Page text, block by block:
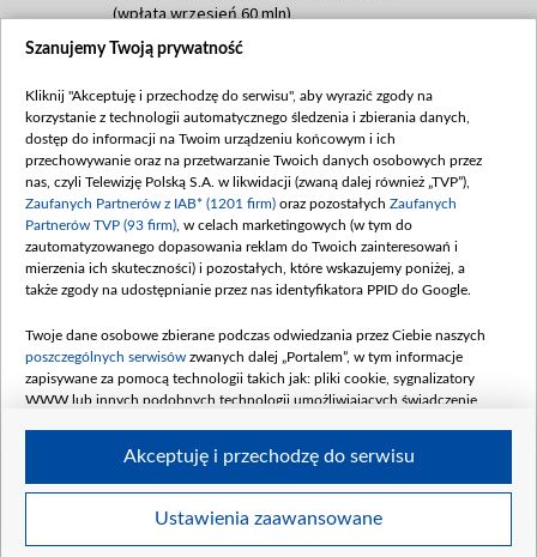
(wpłata wrzesień 60 mln)
Dofinansowanie 635 783 051,21 PLN
(wpłata wrzesień 100 mln, październik 350
mln, listopad 265 mln)
Dofinansowanie 48 862 000,00 PLN
Data podpisania umowy: GRUDZIEŃ 2025
(wpłata grudzień 60,548 mln)
Dofinansowanie 900 000 000,00 PLN
Data podpisania umowy: LUTY 2026 (wpłata
kwiecień 180 mln, 7 maja 180 mln, 8
czerwca 90 mln)
Dofinansowanie 250 000 000,00 PLN
4 sierpnia 250 mln
Szanujemy Twoją prywatność
Kliknij "Akceptuję i przechodzę do serwisu", aby wyrazić zgody na
korzystanie z technologii automatycznego śledzenia i zbierania danych,
dostęp do informacji na Twoim urządzeniu końcowym i ich
przechowywanie oraz na przetwarzanie Twoich danych osobowych przez
nas, czyli Telewizję Polską S.A. w likwidacji (zwaną dalej również „TVP”),
Zaufanych Partnerów z IAB* (1201 firm) oraz pozostałych Zaufanych
Partnerów TVP (93 firm) , w celach marketingowych (w tym do
zautomatyzowanego dopasowania reklam do Twoich zainteresowań i
mierzenia ich skuteczności) i pozostałych, które wskazujemy poniżej, a
także zgody na udostępnianie przez nas identyfikatora PPID do Google.
Twoje dane osobowe zbierane podczas odwiedzania przez Ciebie naszych
poszczególnych serwisów zwanych dalej „Portalem”, w tym informacje
zapisywane za pomocą technologii takich jak: pliki cookie, sygnalizatory
WWW lub innych podobnych technologii umożliwiających świadczenie
Twoje dane osobowe zbierane podczas odwiedzania przez Ciebie
Ustawienia zaawansowane
Akceptuję i przechodzę do serwisu